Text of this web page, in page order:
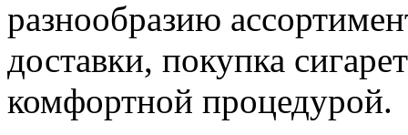
разнообразию
доставки, покупка
комфортной процедурой.